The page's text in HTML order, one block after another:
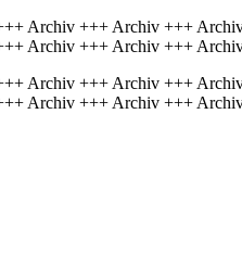
Archiv +++ Archiv +++
Archiv +++ Archiv +++
Archiv +++ Archiv +++
Archiv +++ Archiv +++